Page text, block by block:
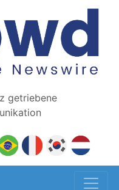
getriebene